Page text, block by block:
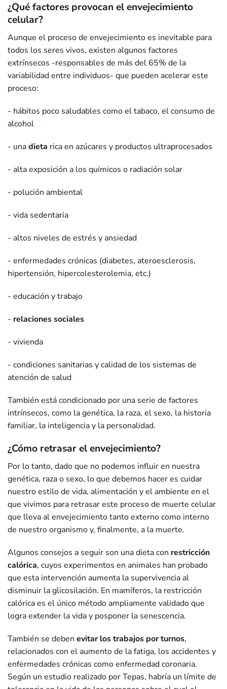
¿Qué factores provocan el envejecimiento
celular?
Aunque el proceso de envejecimiento es inevitable para
todos los seres vivos, existen algunos factores
extrínsecos -responsables de más del 65% de la
variabilidad entre individuos- que pueden acelerar este
proceso:
- hábitos poco saludables como el tabaco, el consumo de
alcohol
- unadieta rica en azúcares y productos ultraprocesados
- alta exposición a los químicos o radiación solar
- polución ambiental
- vida sedentaria
- altos niveles de estrés y ansiedad
- enfermedades crónicas (diabetes, ateroesclerosis,
hipertensión, hipercolesterolemia, etc.)
- educación y trabajo
- relaciones sociales
- vivienda
- condiciones sanitarias y calidad de los sistemas de
atención de salud
También está condicionado por una serie de factores
intrínsecos, como la genética, la raza, el sexo, la historia
familiar, la inteligencia y la personalidad.
¿Cómo retrasar el envejecimiento?
Por lo tanto, dado que no podemos influir en nuestra
genética, raza o sexo, lo que debemos hacer es cuidar
nuestro estilo de vida, alimentación y el ambiente en el
que vivimos para retrasar este proceso de muerte celular
que lleva al envejecimiento tanto externo como interno
de nuestro organismo y, finalmente, a la muerte.
Algunos consejos a seguir son una dieta con restricción
calórica, cuyos experimentos en animales han probado
que esta intervención aumenta la supervivencia al
disminuir la glicosilación. En mamíferos, la restricción
calórica es el único método ampliamente validado que
logra extender la vida y posponer la senescencia.
También se deben evitar lostrabajos por turnos,
relacionados con el aumento de la fatiga, los accidentes y
enfermedades crónicas como enfermedad coronaria.
Según un estudio realizado por Tepas, habría un límite de